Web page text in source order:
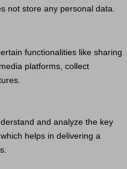
not store any personal data.
functionalities like sharing
platforms, collect
and analyze the key
helps in delivering a